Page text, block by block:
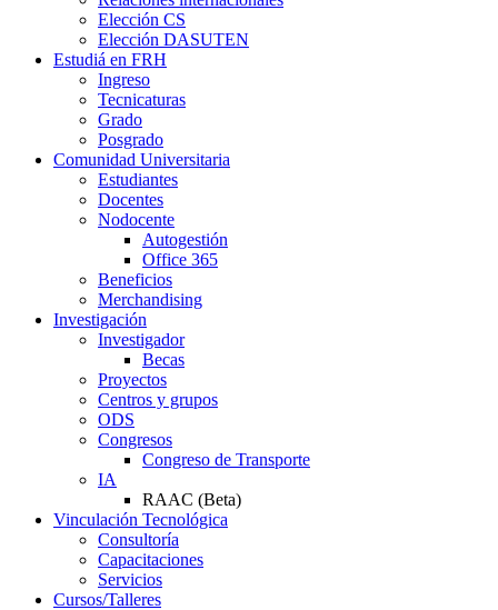
Elección CS
Elección DASUTEN
Estudiá en FRH
Ingreso
Tecnicaturas
Grado
Posgrado
Comunidad Universitaria
Estudiantes
Docentes
Nodocente
Autogestión
Office 365
Beneficios
Merchandising
Investigación
Investigador
Becas
Proyectos
Centros y grupos
ODS
Congresos
Congreso de Transporte
IA
RAAC (Beta)
Vinculación Tecnológica
Consultoría
Capacitaciones
Servicios
Cursos/Talleres